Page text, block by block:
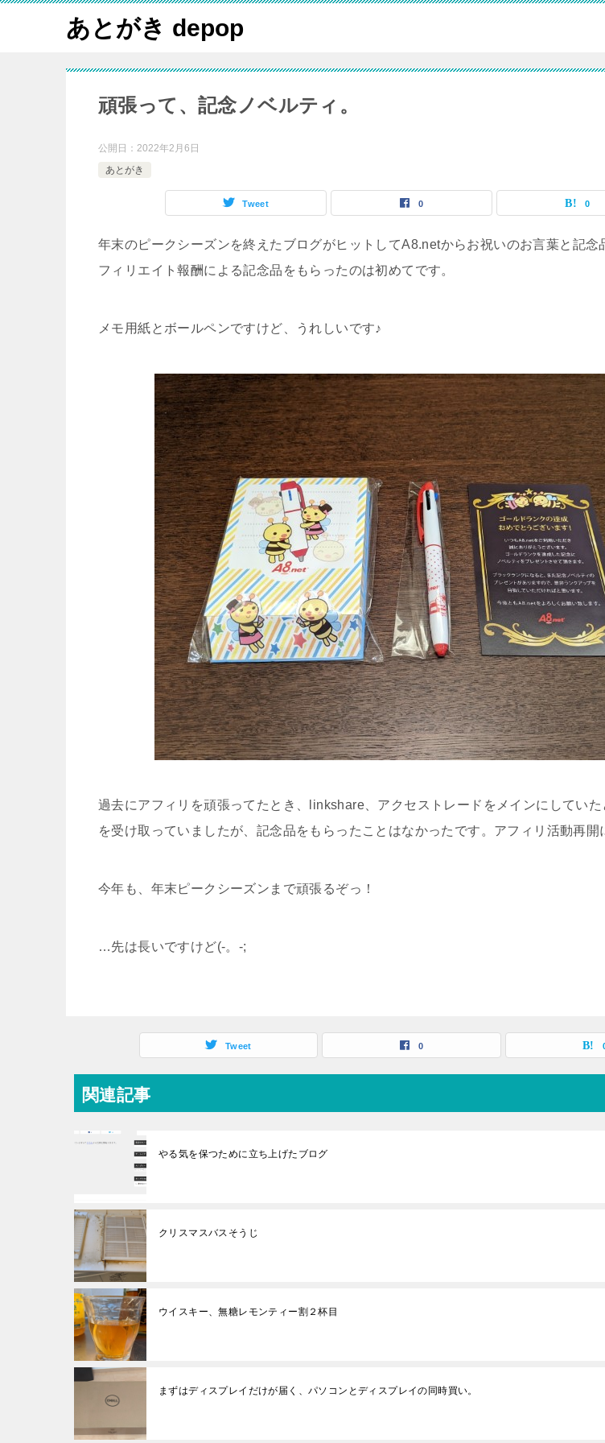
あとがき depop
頑張って、記念ノベルティ。
公開日： 2022年2月6日
あとがき
Tweet 0 0
年末のピークシーズンを終えたブログがヒットしてA8.netからお祝いのお言葉と記念
フィリエイト報酬による記念品をもらったのは初めてです。
メモ用紙とボールペンですけど、うれしいです♪
過去にアフィリを頑張ってたとき、linkshare、アクセストレードをメインにしていた
を受け取っていましたが、記念品をもらったことはなかったです。アフィリ活動再開
今年も、年末ピークシーズンまで頑張るぞっ！
…先は長いですけど(-。-;
Tweet 0
関連記事
やる気を保つために立ち上げたブログ
クリスマスバスそうじ
ウイスキー、無糖レモンティー割２杯目
まずはディスプレイだけが届く、パソコンとディスプレイの同時買い。